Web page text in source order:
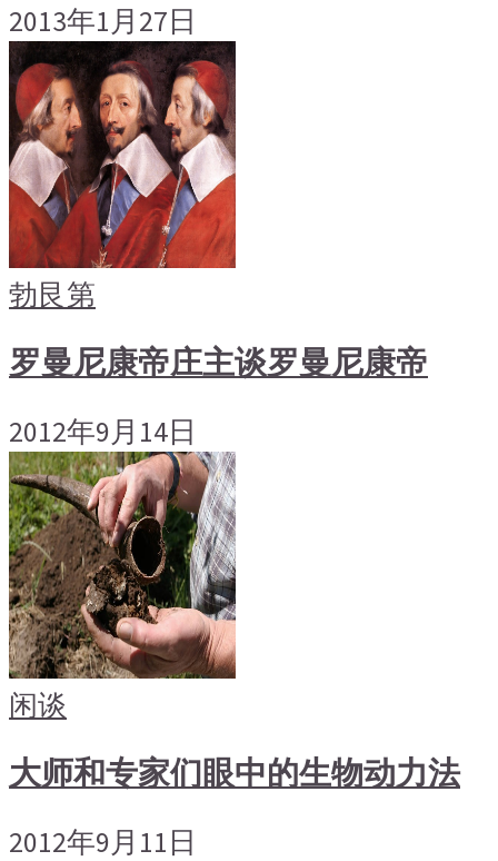
2013年1月27日
勃艮第
罗曼尼康帝庄主谈罗曼尼康帝
2012年9月14日
闲谈
大师和专家们眼中的生物动力法
2012年9月11日